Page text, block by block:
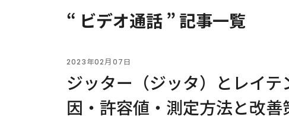
“ ビデオ通話 ” 記事一覧
2023年02月07日
ジッター（ジッタ）とレイ
因・許容値・測定方法と改善